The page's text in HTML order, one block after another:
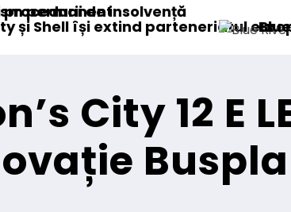
Blue River: 26.123 km cu un camion
City 12 E